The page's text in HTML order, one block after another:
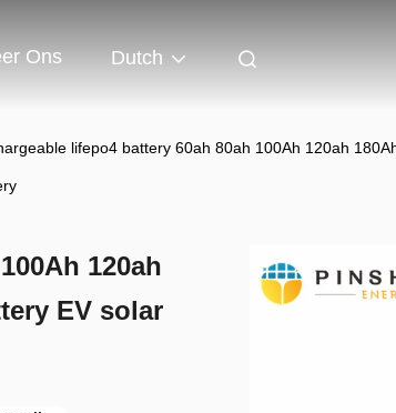
Ons Dutch
lifepo4 battery 60ah 80ah 100Ah 120ah
120ah
EV solar